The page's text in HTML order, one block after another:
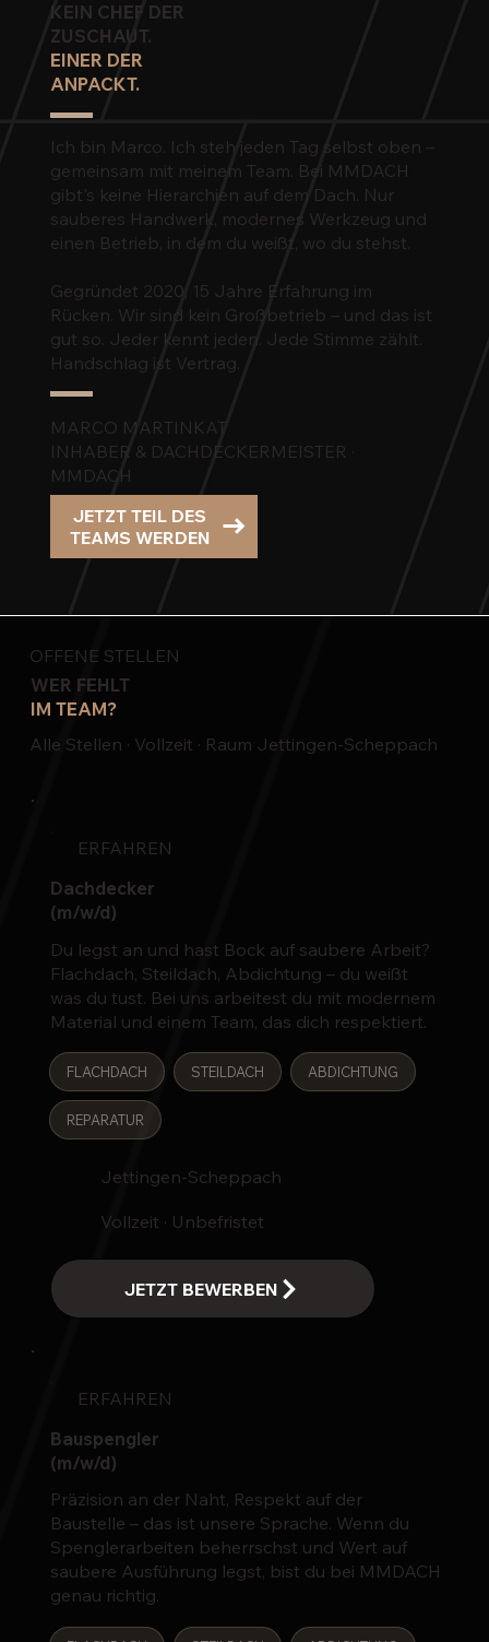
KEIN CHEF DER
ZUSCHAUT.
EINER DER
ANPACKT.
Ich bin Marco. Ich steh jeden Tag selbst oben –
gemeinsam mit meinem Team. Bei MMDACH
gibt's keine Hierarchien auf dem Dach. Nur
sauberes Handwerk, modernes Werkzeug und
einen Betrieb, in dem du weißt, wo du stehst.
Gegründet 2020, 15 Jahre Erfahrung im
Rücken. Wir sind kein Großbetrieb – und das ist
gut so. Jeder kennt jeden. Jede Stimme zählt.
Handschlag ist Vertrag.
MARCO MARTINKAT
INHABER & DACHDECKERMEISTER ·
MMDACH
JETZT TEIL DES
OFFENE STELLEN
WER FEHLT
IM TEAM?
Alle Stellen · Vollzeit · Raum Jettingen-Scheppach
ERFAHREN
Dachdecker
(m/w/d)
Du legst an und hast Bock auf saubere Arbeit?
Flachdach, Steildach, Abdichtung – du weißt
was du tust. Bei uns arbeitest du mit modernem
Material und einem Team, das dich respektiert.
FLACHDACH STEILDACH ABDICHTUNG
REPARATUR
Jettingen-Scheppach
Vollzeit · Unbefristet
ERFAHREN
Bauspengler
(m/w/d)
Präzision an der Naht, Respekt auf der
Baustelle – das ist unsere Sprache. Wenn du
Spenglerarbeiten beherrschst und Wert auf
saubere Ausführung legst, bist du bei MMDACH
genau richtig.